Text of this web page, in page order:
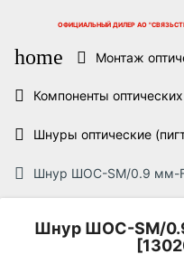
ОФИЦИАЛЬНЫЙ ДИЛЕР АО
home Монтаж
Компоненты
Шнуры оптические
Шнур ШОС-SM/0.9 мм-
Шнур ШОС-SM/